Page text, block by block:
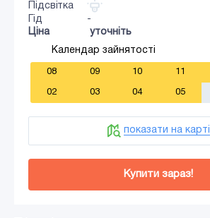
Підсвітка
Гід
-
Ціна
уточніть
Календар зайнятості
08 09 10 11
02 03 04 05
показати на карті
Купити зараз!